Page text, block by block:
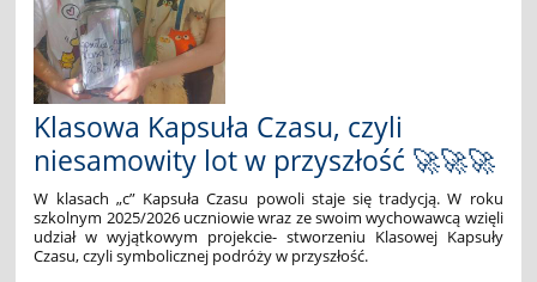
Klasowa Kapsuła Czasu, czyli
niesamowity lot w przyszłość 🚀🚀🚀
W klasach „c” Kapsuła Czasu powoli staje się tradycją. W roku
szkolnym 2025/2026 uczniowie wraz ze swoim wychowawcą wzięli
udział w wyjątkowym projekcie- stworzeniu Klasowej Kapsuły
Czasu, czyli symbolicznej podróży w przyszłość.